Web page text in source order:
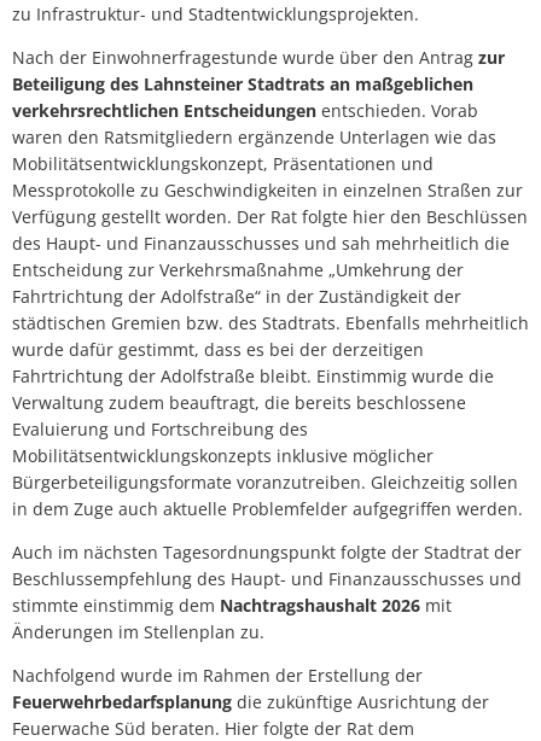
zu Infrastruktur- und Stadtentwicklungsprojekten.
Nach der Einwohnerfragestunde wurde über den Antrag zur
Beteiligung des Lahnsteiner Stadtrats an maßgeblichen
verkehrsrechtlichen Entscheidungen entschieden. Vorab
waren den Ratsmitgliedern ergänzende Unterlagen wie das
Mobilitätsentwicklungskonzept, Präsentationen und
Messprotokolle zu Geschwindigkeiten in einzelnen Straßen zur
Verfügung gestellt worden. Der Rat folgte hier den Beschlüssen
des Haupt- und Finanzausschusses und sah mehrheitlich die
Entscheidung zur Verkehrsmaßnahme „Umkehrung der
Fahrtrichtung der Adolfstraße“ in der Zuständigkeit der
städtischen Gremien bzw. des Stadtrats. Ebenfalls mehrheitlich
wurde dafür gestimmt, dass es bei der derzeitigen
Fahrtrichtung der Adolfstraße bleibt. Einstimmig wurde die
Verwaltung zudem beauftragt, die bereits beschlossene
Evaluierung und Fortschreibung des
Mobilitätsentwicklungskonzepts inklusive möglicher
Bürgerbeteiligungsformate voranzutreiben. Gleichzeitig sollen
in dem Zuge auch aktuelle Problemfelder aufgegriffen werden.
Auch im nächsten Tagesordnungspunkt folgte der Stadtrat der
Beschlussempfehlung des Haupt- und Finanzausschusses und
stimmte einstimmig dem Nachtragshaushalt 2026 mit
Änderungen im Stellenplan zu.
Nachfolgend wurde im Rahmen der Erstellung der
Feuerwehrbedarfsplanung die zukünftige Ausrichtung der
Feuerwache Süd beraten. Hier folgte der Rat dem